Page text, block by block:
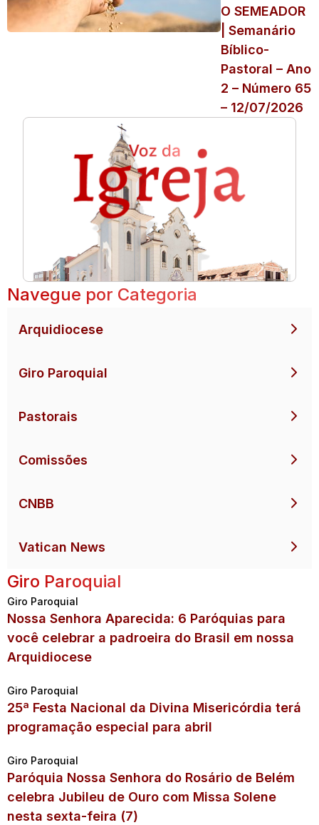
O SEMEADOR
| Semanário
Bíblico-
Pastoral – Ano
2 – Número 65
– 12/07/2026
Navegue por Categoria
Arquidiocese
Giro Paroquial
Pastorais
Comissões
CNBB
Vatican News
Giro Paroquial
Giro Paroquial
Nossa Senhora Aparecida: 6 Paróquias para
você celebrar a padroeira do Brasil em nossa
Arquidiocese
Giro Paroquial
25ª Festa Nacional da Divina Misericórdia terá
programação especial para abril
Giro Paroquial
Paróquia Nossa Senhora do Rosário de Belém
celebra Jubileu de Ouro com Missa Solene
nesta sexta-feira (7)